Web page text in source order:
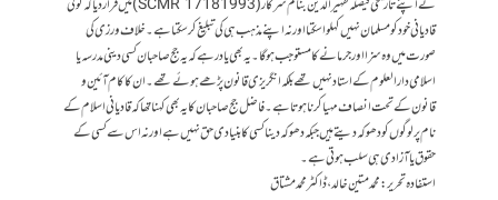
نے اپنے تاریخی فیصلہ ظہیر الدین بنام سرکار (1993 SCMR 1718) میں قرار دیا کہ کوئی
قادیانی خود کو مسلمان نہیں کہلوا سکتا اور نہ اپنے مذہب ہی کی تبلیغ کر سکتا ہے۔ خلاف ورزی کی
صورت میں وہ سزا اور جرمانے کا مستوجب ہوگا۔ یہ بھی یاد رہے کہ یہ جج صاحبان کسی دینی مدرسہ یا
اسلامی دارالعلوم کے استاد نہیں تھے بلکہ انگریزی قانون پڑھے ہوئے تھے۔ ان کا کام آئین و
قانون کے تحت انصاف مہیا کرنا ہوتا ہے۔ فاضل جج صاحبان کا یہ بھی کہنا تھا کہ قادیانی اسلام کے
نام پر لوگوں کو دھوکہ دیتے ہیں جبکہ دھوکہ دینا کسی کا بنیادی حق نہیں ہے اور نہ اس سے کسی کے
حقوق یا آزادی ہی سلب ہوتی ہے۔
استفادہ تحریر: محمد متین خالد، ڈاکٹر محمد مشتاق